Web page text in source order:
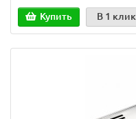
Купить В 1 клик